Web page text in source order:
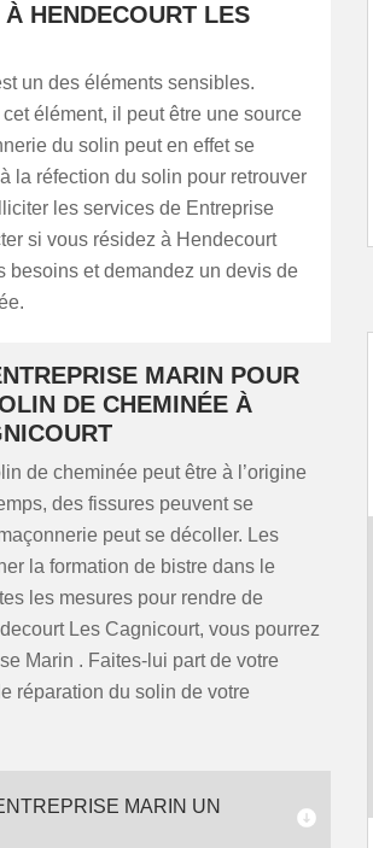
HENDECOURT LES
un des éléments sensibles.
élément, il peut être une source
du solin peut en effet se
la réfection du solin pour retrouver
les services de Entreprise
si vous résidez à Hendecourt
besoins et demandez un devis de
MARIN POUR
DE CHEMINÉE À
de cheminée peut être à l’origine
des fissures peuvent se
peut se décoller. Les
la formation de bistre dans le
les mesures pour rendre de
Les Cagnicourt, vous pourrez
Marin . Faites-lui part de votre
réparation du solin de votre
MARIN UN